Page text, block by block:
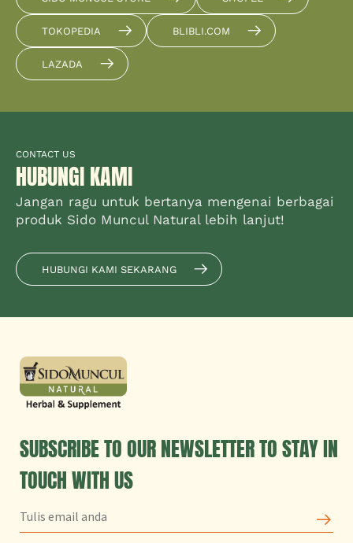
TOKOPEDIA BLIBLI.COM
LAZADA
CONTACT US
HUBUNGI KAMI
Jangan ragu untuk bertanya mengenai berbagai
produk Sido Muncul Natural lebih lanjut!
HUBUNGI KAMI SEKARANG
SUBSCRIBE TO OUR NEWSLETTER TO STAY IN
TOUCH WITH US